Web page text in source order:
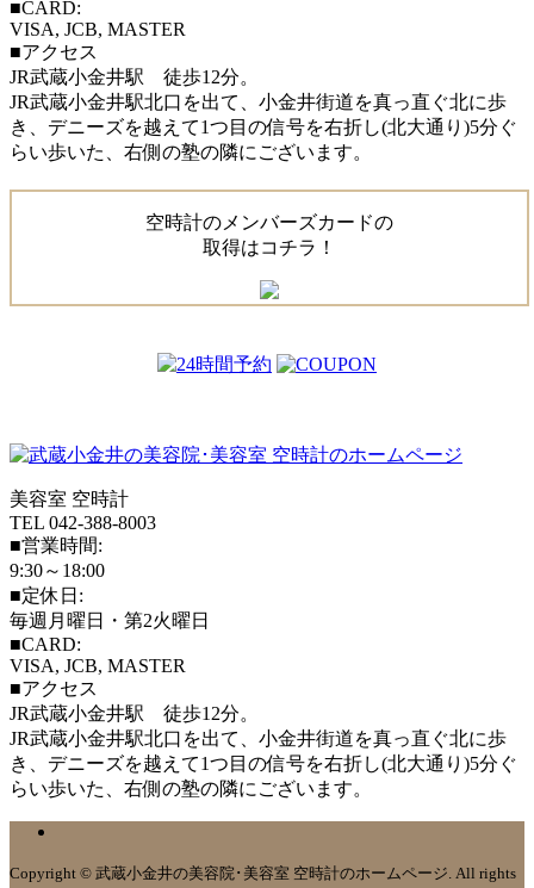
■CARD:
VISA, JCB, MASTER
■アクセス
JR武蔵小金井駅 徒歩12分。
JR武蔵小金井駅北口を出て、小金井街道を真っ直ぐ北に歩
き、デニーズを越えて1つ目の信号を右折し(北大通り)5分ぐ
らい歩いた、右側の塾の隣にございます。
空時計のメンバーズカードの
取得はコチラ！
美容室 空時計
TEL 042-388-8003
■営業時間:
9:30～18:00
■定休日:
毎週月曜日・第2火曜日
■CARD:
VISA, JCB, MASTER
■アクセス
JR武蔵小金井駅 徒歩12分。
JR武蔵小金井駅北口を出て、小金井街道を真っ直ぐ北に歩
き、デニーズを越えて1つ目の信号を右折し(北大通り)5分ぐ
らい歩いた、右側の塾の隣にございます。
Copyright © 武蔵小金井の美容院･美容室 空時計のホームページ. All rights